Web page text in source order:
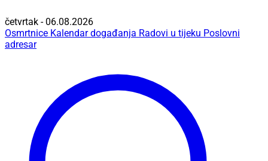
četvrtak - 06.08.2026
Osmrtnice Kalendar događanja Radovi u tijeku Poslovni
adresar